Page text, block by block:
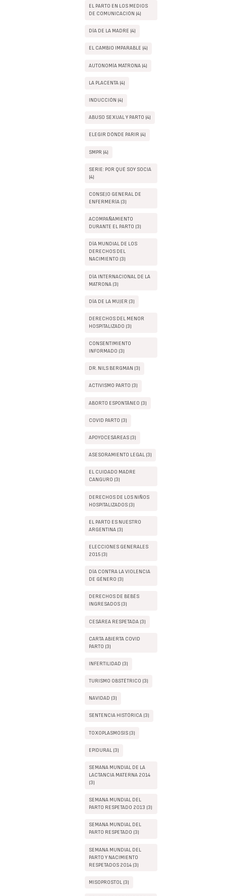
EL PARTO EN LOS MEDIOS
DE COMUNICACIÓN (4)
DÍA DE LA MADRE (4)
EL CAMBIO IMPARABLE (4)
AUTONOMÍA MATRONA (4)
LA PLACENTA (4)
INDUCCIÓN (4)
ABUSO SEXUAL Y PARTO (4)
ELEGIR DÓNDE PARIR (4)
SMPR (4)
SERIE: POR QUÉ SOY SOCIA
(4)
CONSEJO GENERAL DE
ENFERMERÍA (3)
ACOMPAÑAMIENTO
DURANTE EL PARTO (3)
DÍA MUNDIAL DE LOS
DERECHOS DEL
NACIMIENTO (3)
DÍA INTERNACIONAL DE LA
MATRONA (3)
DÍA DE LA MUJER (3)
DERECHOS DEL MENOR
HOSPITALIZADO (3)
CONSENTIMIENTO
INFORMADO (3)
DR. NILS BERGMAN (3)
ACTIVISMO PARTO (3)
ABORTO ESPONTÁNEO (3)
COVID PARTO (3)
APOYOCESÁREAS (3)
ASESORAMIENTO LEGAL (3)
EL CUIDADO MADRE
CANGURO (3)
DERECHOS DE LOS NIÑOS
HOSPITALIZADOS (3)
EL PARTO ES NUESTRO
ARGENTINA (3)
ELECCIONES GENERALES
2015 (3)
DÍA CONTRA LA VIOLENCIA
DE GÉNERO (3)
DERECHOS DE BEBÉS
INGRESADOS (3)
CESÁREA RESPETADA (3)
CARTA ABIERTA COVID
PARTO (3)
INFERTILIDAD (3)
TURISMO OBSTÉTRICO (3)
NAVIDAD (3)
SENTENCIA HISTÓRICA (3)
TOXOPLASMOSIS (3)
EPIDURAL (3)
SEMANA MUNDIAL DE LA
LACTANCIA MATERNA 2014
(3)
SEMANA MUNDIAL DEL
PARTO RESPETADO 2013 (3)
SEMANA MUNDIAL DEL
PARTO RESPETADO (3)
SEMANA MUNDIAL DEL
PARTO Y NACIMIENTO
RESPETADOS 2014 (3)
MISOPROSTOL (3)